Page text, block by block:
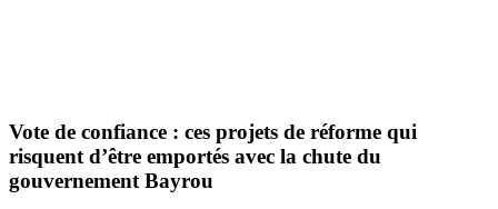
Vote de confiance : ces projets de réforme qui
risquent d’être emportés avec la chute du
gouvernement Bayrou